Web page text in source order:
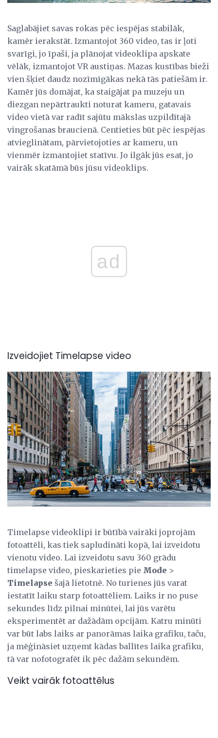
Saglabājiet savas rokas pēc iespējas stabilāk,
kamēr ierakstāt. Izmantojot 360 video, tas ir ļoti
svarīgi, jo īpaši, ja plānojat videoklipa apskate
vēlāk, izmantojot VR austiņas. Mazas kustības bieži
vien šķiet daudz nozīmīgākas nekā tās patiešām ir.
Kamēr jūs domājat, ka staigājat pa muzeju un
diezgan nepārtraukti noturat kameru, gatavais
video vietā var radīt sajūtu mākslas uzpildītajā
vingrošanas braucienā. Centieties būt pēc iespējas
atvieglinātam, pārvietojoties ar kameru, un
vienmēr izmantojiet statīvu. Jo ilgāk jūs esat, jo
vairāk skatāmā būs jūsu videoklips.
ad
Izveidojiet Timelapse video
Timelapse videoklipi ir būtībā vairāki joprojām
fotoattēli, kas tiek sapludināti kopā, lai izveidotu
vienotu video. Lai izveidotu savu 360 grādu
timelapse video, pieskarieties pie Mode >
Timelapse šajā lietotnē. No turienes jūs varat
iestatīt laiku starp fotoattēliem. Laiks ir no puse
sekundes līdz pilnai minūtei, lai jūs varētu
eksperimentēt ar dažādām opcijām. Katru minūti
var būt labs laiks ar panorāmas laika grafiku, taču,
ja mēģināsiet uzņemt kādas ballītes laika grafiku,
tā var nofotografēt ik pēc dažām sekundēm.
Veikt vairāk fotoattēlus